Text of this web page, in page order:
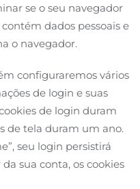
se o seu navegador
dados pessoais e
o navegador.
configuraremos vários
de login e suas
de login duram
de tela duram um ano.
seu login persistirá
sua conta, os cookies